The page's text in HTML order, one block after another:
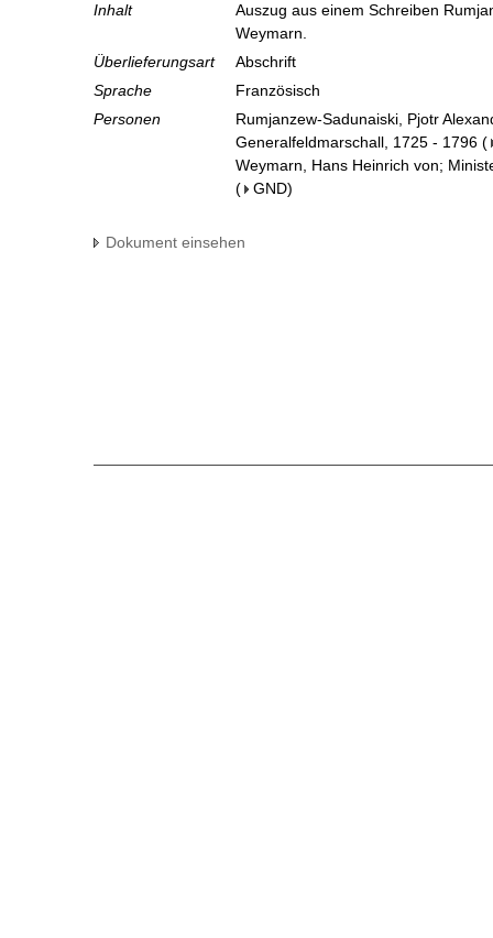
Inhalt
Auszug aus einem Schreiben
Weymarn.
Überlieferungsart
Abschrift
Sprache
Französisch
Personen
Rumjanzew-Sadunaiski, Pjotr
Generalfeldmarschall, 1725 - 1796 (
Weymarn, Hans Heinrich von;
(
GND)
Dokument einsehen